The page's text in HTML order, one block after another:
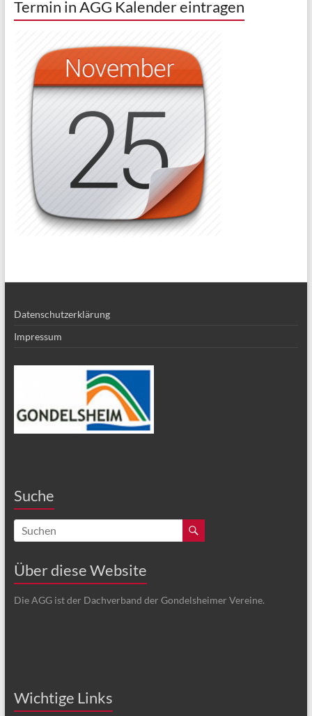
Termin in AGG Kalender eintragen
Datenschutzerklärung
Impressum
Suche
Über diese Website
Die AGG ist der Dachverband der Gondelsheimer Vereine.
Wichtige Links